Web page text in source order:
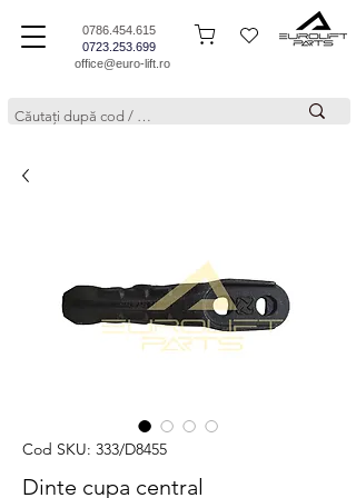
0786.454.615
0723.253.699
office@euro-lift.ro
Cod SKU: 333/D8455
Dinte cupa central